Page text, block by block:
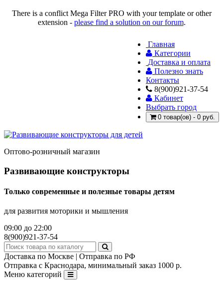
There is a conflict Mega Filter PRO with your template or other
extension - please find a solution on our forum.
Главная
Категории
Доставка и оплата
Полезно знать
Контакты
8(900)921-37-54
Кабинет
Выбрать город
0 товар(ов) - 0 руб.
Оптово-розничный магазин
Развивающие конструкторы
Только современные и полезные товары детям
для развития моторики и мышления
09:00 до 22:00
8(900)921-37-54
Доставка по Москве | Отправка по РФ
Отправка с Краснодара, минимальный заказ 1000 р.
Меню категорий